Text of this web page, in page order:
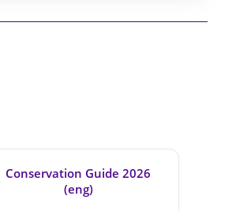
Conservation Guide 2026
(eng)